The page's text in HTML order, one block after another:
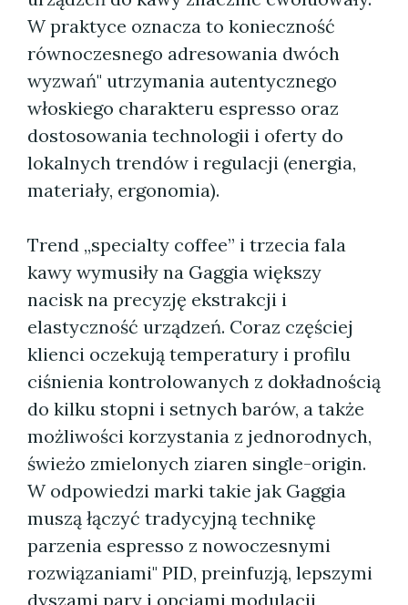
W praktyce oznacza to konieczność
równoczesnego adresowania dwóch
wyzwań" utrzymania autentycznego
włoskiego charakteru espresso oraz
dostosowania technologii i oferty do
lokalnych trendów i regulacji (energia,
materiały, ergonomia).
Trend „specialty coffee” i trzecia fala
kawy wymusiły na Gaggia większy
nacisk na precyzję ekstrakcji i
elastyczność urządzeń. Coraz częściej
klienci oczekują temperatury i profilu
ciśnienia kontrolowanych z dokładnością
do kilku stopni i setnych barów, a także
możliwości korzystania z jednorodnych,
świeżo zmielonych ziaren single-origin.
W odpowiedzi marki takie jak Gaggia
muszą łączyć tradycyjną technikę
parzenia espresso z nowoczesnymi
rozwiązaniami" PID, preinfuzją, lepszymi
dyszami pary i opcjami modulacji